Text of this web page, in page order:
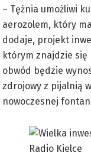
– Tężnia umożliwi
aerozolem, który
dodaje, projekt
którym znajdzie się
obwód będzie
zdrojowy z pijalnią
nowoczesnej